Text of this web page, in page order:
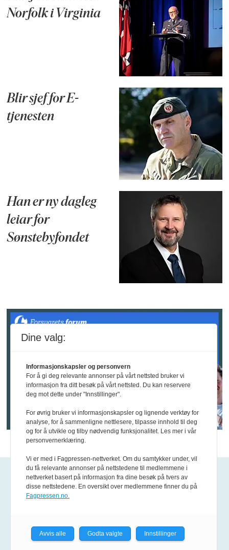
Norfolk i Virginia
Blir sjef for E-
tjenesten
Han er ny dagleg
leiar for
Sønstebyfondet
Kontakt oss
Kontakt våre journalister
Dine valg:
Informasjonskapsler og personvern
For å gi deg relevante annonser på vårt nettsted bruker vi
informasjon fra ditt besøk på vårt nettsted. Du kan reservere
deg mot dette under "Innstillinger".
For øvrig bruker vi informasjonskapsler og lignende verktøy for
analyse, for å sammenligne nettlesere, tilpasse innhold til deg
og for å utvikle og tilby nødvendig funksjonalitet. Les mer i vår
personvernerklæring.
Vi er med i Fagpressen-nettverket. Om du samtykker under, vil
du få relevante annonser på nettstedene til medlemmene i
nettverket basert på informasjon fra dine besøk på tvers av
disse nettstedene. En oversikt over medlemmene finner du på
Fagpressen.no.
Avvis alle Godta valgte Innstillinger